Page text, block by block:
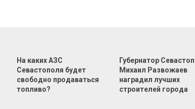
На каких АЗС
Севастополя будет
свободно продаваться
топливо?
Губернатор
Михаил Развожаев
наградил лучших
строителей города